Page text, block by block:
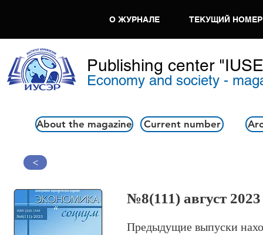
О ЖУРНАЛЕ ТЕКУЩИЙ НОМЕР
Publishing center
Economy and society -
About the magazine Current number
>
№8(111) август
Предыдущие выпуски